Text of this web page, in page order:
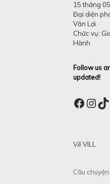
15 tháng
Đại diện
Văn Lợi
Chức vụ:
Hành
Follow us
updated!
Về VILL
Câu chuyện